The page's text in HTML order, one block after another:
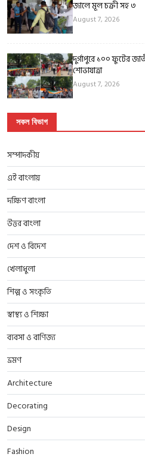
জালে মূল চক্রী সহ ৩
August 7, 2026
দুর্গাপুরে ১০০ ফুটের
শোভাযাত্রা
August 7, 2026
সকল বিভাগ
সম্পাদকীয়
এই বাংলায়
দক্ষিণ বাংলা
উত্তর বাংলা
দেশ ও বিদেশ
খেলাধুলা
শিল্প ও সংকৃতি
স্বাস্থ্য ও শিক্ষা
ব্যবসা ও বাণিজ্য
ভ্রমণ
Architecture
Decorating
Design
Fashion